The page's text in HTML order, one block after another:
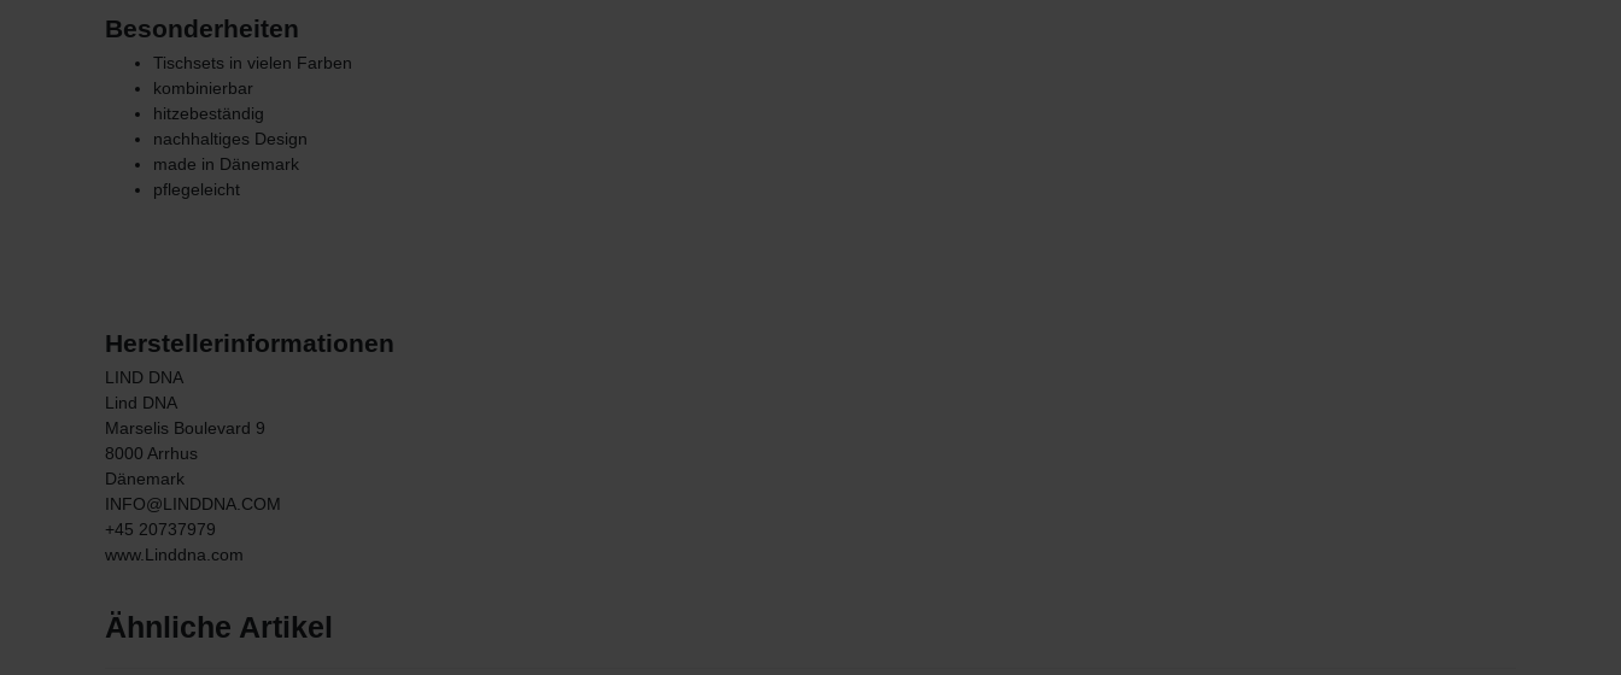
Besonderheiten
Tischsets in vielen Farben
kombinierbar
hitzebeständig
nachhaltiges Design
made in Dänemark
pflegeleicht
Herstellerinformationen
LIND DNA
Lind DNA
Marselis Boulevard 9
8000 Arrhus
Dänemark
INFO@LINDDNA.COM
+45 20737979
www.Linddna.com
Ähnliche Artikel